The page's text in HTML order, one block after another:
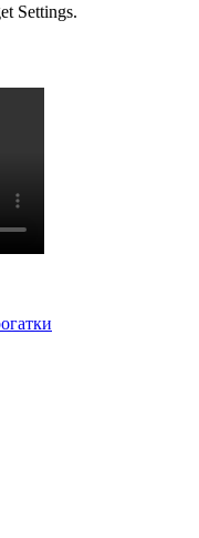
Settings.